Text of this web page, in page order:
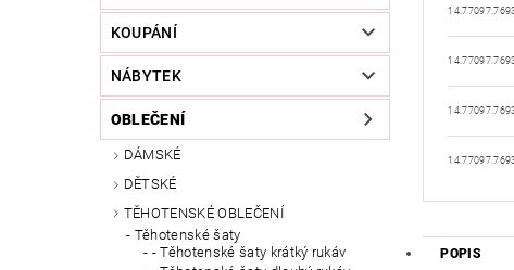
KOUPÁNÍ
NÁBYTEK
OBLEČENÍ
DÁMSKÉ
DĚTSKÉ
TĚHOTENSKÉ OBLEČENÍ
Těhotenské šaty
- Těhotenské šaty krátký rukáv
POPIS